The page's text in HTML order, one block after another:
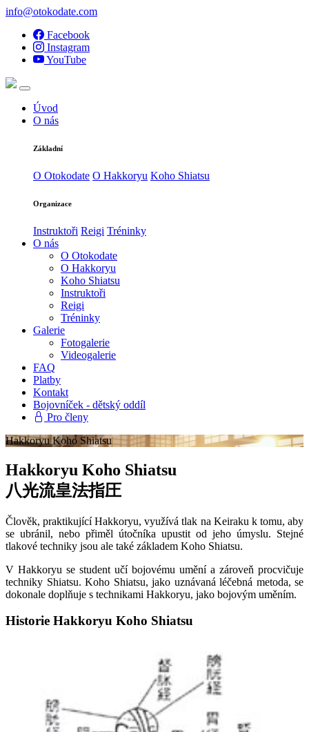
info@otokodate.com
Facebook
Instagram
YouTube
Úvod
O nás
Základní
O Otokodate O Hakkoryu Koho Shiatsu
Organizace
Instruktoři Reigi Tréninky
O nás
O Otokodate
O Hakkoryu
Koho Shiatsu
Instruktoři
Reigi
Tréninky
Galerie
Fotogalerie
Videogalerie
FAQ
Platby
Kontakt
Bojovníček - dětský oddíl
Pro členy
Hakkoryu Koho Shiatsu
­Hakkoryu Koho Shiatsu
八光流皇法指圧
Člověk, praktikující Hakkoryu, využívá tlak na Keiraku k tomu, aby
se ubránil, nebo přiměl útočníka upustit od jeho úmyslu. Stejné
tlakové techniky jsou ale také základem Koho Shiatsu.
V Hakkoryu se student učí bojovému umění a zároveň procvičuje
techniky Shiatsu. Koho Shiatsu, jako uznávaná léčebná metoda, se
dokonale doplňuje s technikami Hakkoryu, jako bojovým uměním.
Historie Hakkoryu Koho Shiatsu